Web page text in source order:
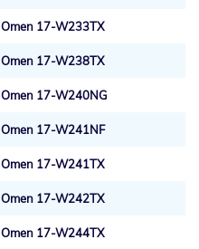
Omen 17-W233TX
Omen 17-W238TX
Omen 17-W240NG
Omen 17-W241NF
Omen 17-W241TX
Omen 17-W242TX
Omen 17-W244TX